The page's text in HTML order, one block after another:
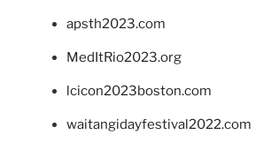
apsth2023.com
MedItRio2023.org
lcicon2023boston.com
waitangidayfestival2022.com